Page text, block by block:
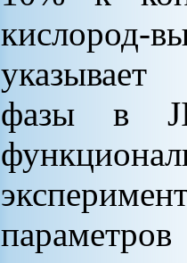
кислород-
указывает
фазы в